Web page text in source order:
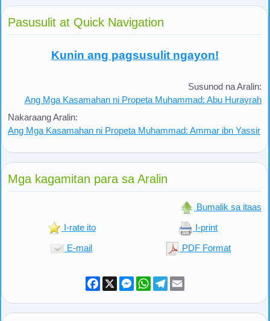
Pasusulit at Quick Navigation
Kunin ang pagsusulit ngayon!
Nakaraang Aralin:
Ang Mga Kasamahan ni Propeta Muhammad: Ammar ibn Yassir
Susunod na Aralin:
Ang Mga Kasamahan ni Propeta Muhammad: Abu Hurayrah
Mga kagamitan para sa Aralin
Bumalik sa itaas
I-rate ito I-print
E-mail PDF Format
Facebook
X Messenger
WhatsApp
Telegram